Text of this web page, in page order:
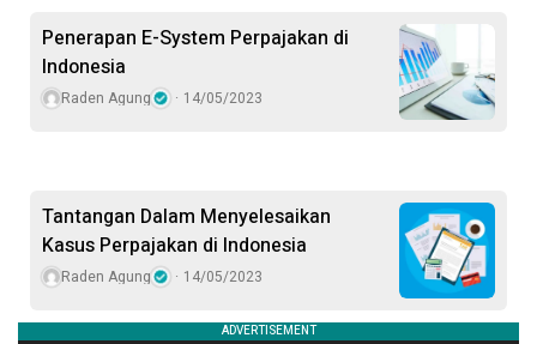
Penerapan E-System Perpajakan di
Indonesia
Raden Agung 14/05/2023
Tantangan Dalam Menyelesaikan
Kasus Perpajakan di Indonesia
Raden Agung 14/05/2023